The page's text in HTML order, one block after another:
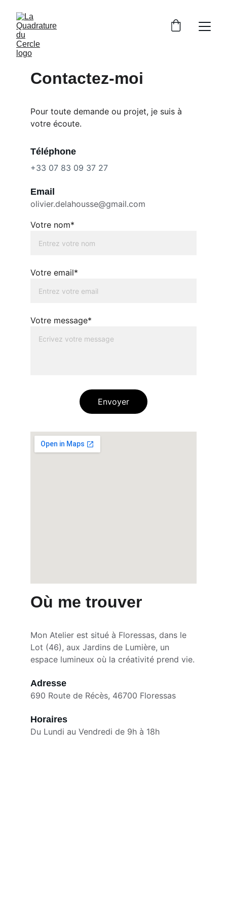
Contactez-moi
Pour toute demande ou projet, je suis à
votre écoute.
Téléphone
+33 07 83 09 37 27
Email
olivier.delahousse@gmail.com
Votre nom*
Votre email*
Votre message*
Envoyer
Où me trouver
Mon Atelier est situé à Floressas, dans le
Lot (46), aux Jardins de Lumière, un
espace lumineux où la créativité prend vie.
Adresse
690 Route de Récès, 46700 Floressas
Horaires
Du Lundi au Vendredi de 9h à 18h